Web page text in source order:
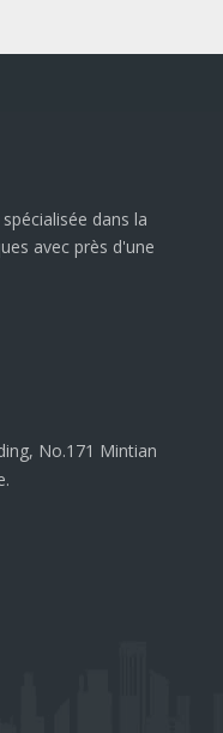
dans la
avec près d'une
No.171 Mintian